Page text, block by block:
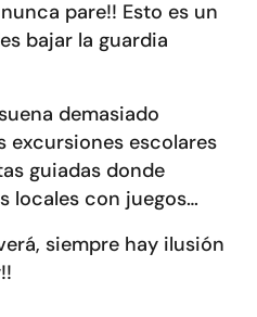
pare!! Esto es un
bajar la guardia
demasiado
excursiones escolares
guiadas donde
locales con juegos…
siempre hay ilusión